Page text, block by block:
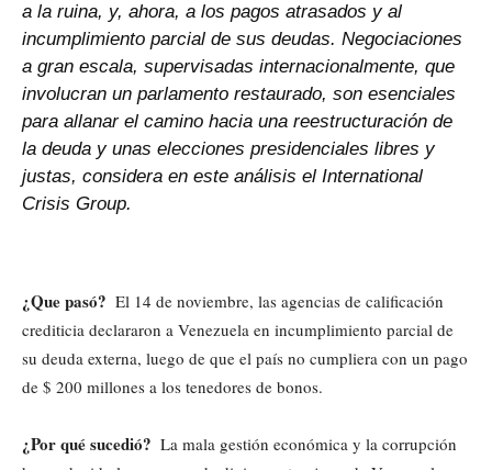
a la ruina, y, ahora, a los pagos atrasados y al
incumplimiento parcial de sus deudas. Negociaciones
a gran escala, supervisadas internacionalmente, que
involucran un parlamento restaurado, son esenciales
para allanar el camino hacia una reestructuración de
la deuda y unas elecciones presidenciales libres y
justas, considera en este análisis el International
Crisis Group.
¿Que pasó? El 14 de noviembre, las agencias de calificación
crediticia declararon a Venezuela en incumplimiento parcial de
su deuda externa, luego de que el país no cumpliera con un pago
de $ 200 millones a los tenedores de bonos.
¿Por qué sucedió? La mala gestión económica y la corrupción